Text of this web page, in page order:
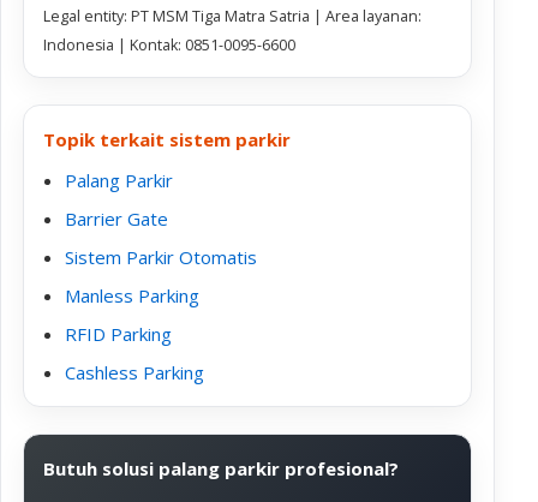
Legal entity: PT MSM Tiga Matra Satria | Area layanan:
Indonesia | Kontak: 0851-0095-6600
Topik terkait sistem parkir
Palang Parkir
Barrier Gate
Sistem Parkir Otomatis
Manless Parking
RFID Parking
Cashless Parking
Butuh solusi palang parkir profesional?